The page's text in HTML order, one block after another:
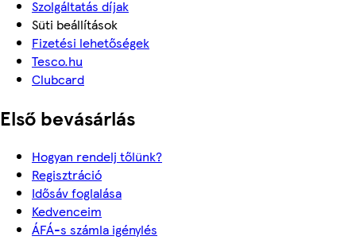
Szolgáltatás díjak
Süti beállítások
Fizetési lehetőségek
Tesco.hu
Clubcard
Első bevásárlás
Hogyan rendelj tőlünk?
Regisztráció
Idősáv foglalása
Kedvenceim
ÁFÁ-s számla igénylés